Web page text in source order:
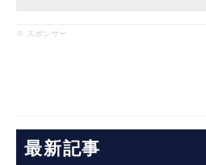
※ スポンサー
最新記事